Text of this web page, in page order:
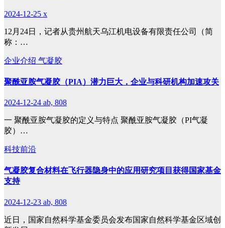
2024-12-25 x
12月24日，记者从贵州航天乌江机电设备有限责任公司（简
称：…
企业介绍 气凝胶
聚酰亚胺气凝胶（PIA）潜力巨大，企业与科研机构加速攻关
2024-12-24 ab, 808
一 聚酰亚胺气凝胶的定义与特点 聚酰亚胺气凝胶（PI气凝
胶）…
科技前沿
气凝胶复合材料在飞行器隐身中的应用研究项目获得国家基金
支持
2024-12-23 ab, 808
近日，国家自然科学基金委员会发布国家自然科学基金区域创